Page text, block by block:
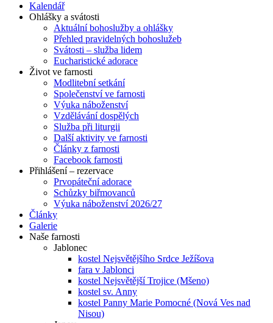
Kalendář
Ohlášky a svátosti
Aktuální bohoslužby a ohlášky
Přehled pravidelných bohoslužeb
Svátosti – služba lidem
Eucharistické adorace
Život ve farnosti
Modlitební setkání
Společenství ve farnosti
Výuka náboženství
Vzdělávání dospělých
Služba při liturgii
Další aktivity ve farnosti
Články z farnosti
Facebook farnosti
Přihlášení – rezervace
Prvopáteční adorace
Schůzky biřmovanců
Výuka náboženství 2026/27
Články
Galerie
Naše farnosti
Jablonec
kostel Nejsvětějšího Srdce Ježíšova
fara v Jablonci
kostel Nejsvětější Trojice (Mšeno)
kostel sv. Anny
kostel Panny Marie Pomocné (Nová Ves nad
Nisou)